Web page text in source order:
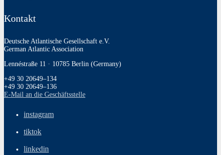
Kontakt
Deutsche Atlantische Gesellschaft e.V.
German Atlantic Association
Lennéstraße 11 · 10785 Berlin (Germany)
+49 30 20649–134
+49 30 20649–136
E‑Mail an die Geschäftsstelle
instagram
tiktok
linkedin